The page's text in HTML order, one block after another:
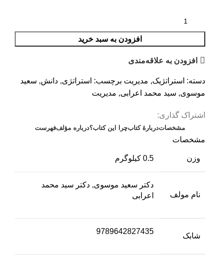
افزودن به سبد خرید
افزودن به علاقه‌مندی
دسته: استراتژیک, مدیریت برچسب: استراتژی, دانش, سعید
موسوی, سید محمد اعرابی, مدیریت
اشتراک گذاری:
مشخصاتدربارهٔ کتابچرا این کتاب؟درباره مؤلففهرست
مشخصات
وزن 0.5 کیلوگرم
نام مولف
دکتر سعید موسوی, دکتر سید محمد
اعرابی
شابک
9789642827435